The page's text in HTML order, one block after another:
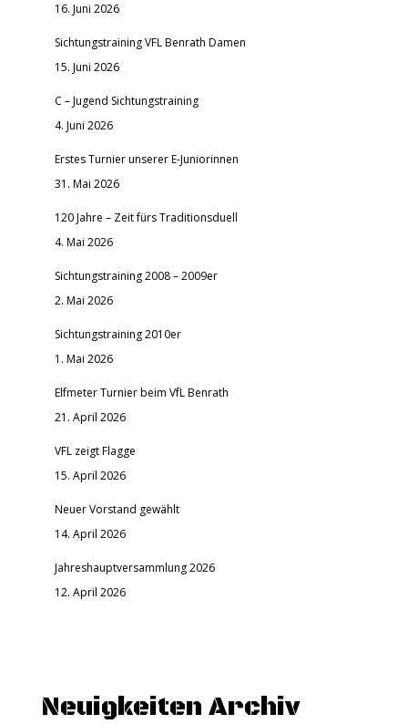
16. Juni 2026
Sichtungstraining VFL Benrath Damen
15. Juni 2026
C – Jugend Sichtungstraining
4. Juni 2026
Erstes Turnier unserer E-Juniorinnen
31. Mai 2026
120 Jahre – Zeit fürs Traditionsduell
4. Mai 2026
Sichtungstraining 2008 – 2009er
2. Mai 2026
Sichtungstraining 2010er
1. Mai 2026
Elfmeter Turnier beim VfL Benrath
21. April 2026
VFL zeigt Flagge
15. April 2026
Neuer Vorstand gewählt
14. April 2026
Jahreshauptversammlung 2026
12. April 2026
Neuigkeiten Archiv